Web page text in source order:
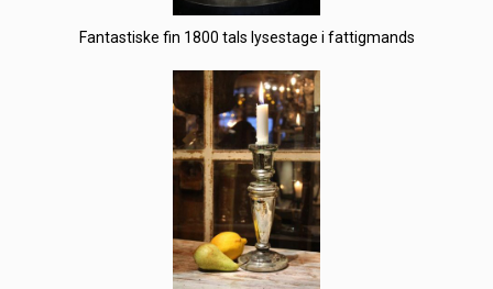
Fantastiske fin 1800 tals lysestage i fattigmands